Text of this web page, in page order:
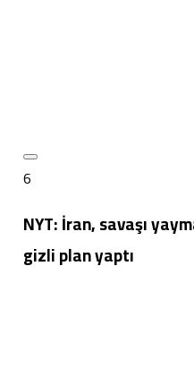
6
NYT: İran, savaşı
gizli plan yaptı